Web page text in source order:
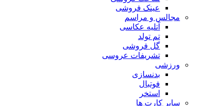
عینک فروشی
مجالس و مراسم
آتلیه عکاسی
تم تولد
گل فروشی
تشریفات عروسی
ورزشی
بدنسازی
فوتبال
استخر
سایر کارت ها